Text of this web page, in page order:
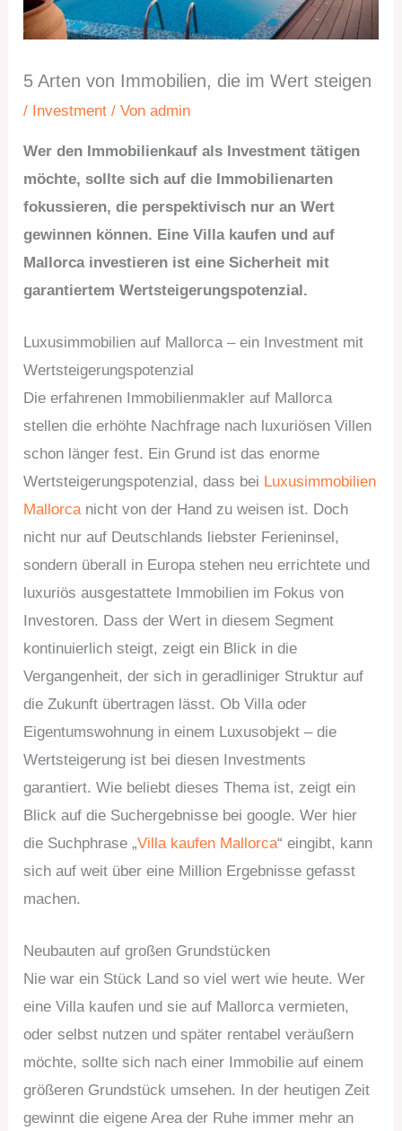
5 Arten von Immobilien, die im Wert steigen
/ Investment / Vonadmin
Wer den Immobilienkauf als Investment tätigen
möchte, sollte sich auf die Immobilienarten
fokussieren, die perspektivisch nur an Wert
gewinnen können. Eine Villa kaufen und auf
Mallorca investieren ist eine Sicherheit mit
garantiertem Wertsteigerungspotenzial.
Luxusimmobilien auf Mallorca – ein Investment mit
Wertsteigerungspotenzial
Die erfahrenen Immobilienmakler auf Mallorca
stellen die erhöhte Nachfrage nach luxuriösen Villen
schon länger fest. Ein Grund ist das enorme
Wertsteigerungspotenzial, dass bei Luxusimmobilien
Mallorcanicht von der Hand zu weisen ist. Doch
nicht nur auf Deutschlands liebster Ferieninsel,
sondern überall in Europa stehen neu errichtete und
luxuriös ausgestattete Immobilien im Fokus von
Investoren. Dass der Wert in diesem Segment
kontinuierlich steigt, zeigt ein Blick in die
Vergangenheit, der sich in geradliniger Struktur auf
die Zukunft übertragen lässt. Ob Villa oder
Eigentumswohnung in einem Luxusobjekt – die
Wertsteigerung ist bei diesen Investments
garantiert. Wie beliebt dieses Thema ist, zeigt ein
Blick auf die Suchergebnisse bei google. Wer hier
die Suchphrase „Villa kaufen Mallorca“ eingibt, kann
sich auf weit über eine Million Ergebnisse gefasst
machen.
Neubauten auf großen Grundstücken
Nie war ein Stück Land so viel wert wie heute. Wer
eine Villa kaufen und sie auf Mallorca vermieten,
oder selbst nutzen und später rentabel veräußern
möchte, sollte sich nach einer Immobilie auf einem
größeren Grundstück umsehen. In der heutigen Zeit
gewinnt die eigene Area der Ruhe immer mehr an